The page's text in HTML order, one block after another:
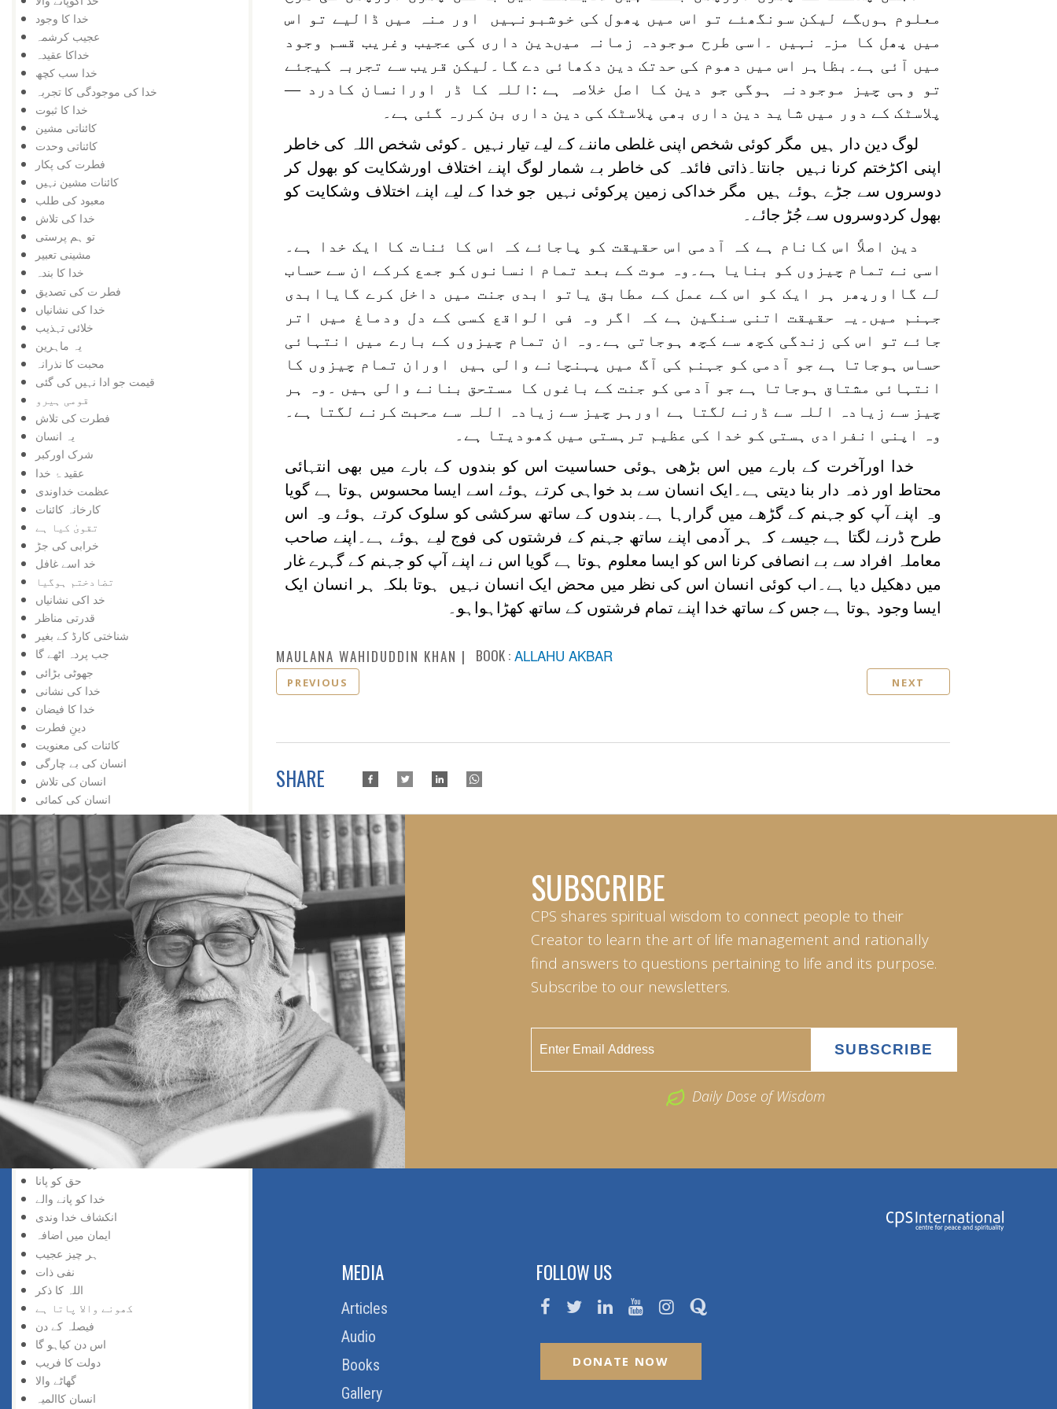
خدا کا وجود
عجیب کرشمہ
خداکا عقیدہ
خدا سب کچھ
خدا کی موجودگی کا تجربہ
خدا کا ثبوت
کائناتی مشین
کائناتی وحدت
فطرت کی پکار
کائنات مشین نہیں
معبود کی طلب
خدا کی تلاش
تو ہم پرستی
مشینی تعبیر
خدا کا بندہ
فطر ت کی تصدیق
خدا کی نشانیاں
خلائی تہذیب
یہ ماہرین
محبت کا نذرانہ
قیمت جو ادا نہیں کی گئی
قومی ہیرو
فطرت کی تلاش
یہ انسان
شرک اورکبر
عقید ۂ خدا
عظمت خداوندی
کارخانہ کائنات
تقویٰ کیا ہے
خرابی کی جڑ
خد اسے غافل
تضادختم ہوگیا
خد اکی نشانیاں
قدرتی مناظر
شناختی کارڈ کے بغیر
جب پردہ اٹھے گا
جھوٹی بڑائی
خدا کی نشانی
خدا کا فیضان
دینِ فطرت
کائنات کی معنویت
انسان کی بے چارگی
انسان کی تلاش
انسان کی کمائی
کچھ سے کچھ
محرومی
یہ بھی ممکن ہے
عجزکی تلافی
کائناتی نمونہ
ضمیر کے خلاف
اژدہا بھی
زندگی کا مسئلہ
زلزلہ درکار ہے
خدا کی یافت
معرفت
توحید اورشرک
سب کچھ عجیب ہے
خد اسے نسبت
حق کی پہچان
پانے والا
دریافت کی لذت
سچائی کو پانے والا
گروہی اعتراف
حق کو پانا
خدا کو پانے والے
انکشاف خدا وندی
ایمان میں اضافہ
ہر چیز عجیب
نفی ذات
اللہ کا ذکر
کھونے والا پاتا ہے
فیصلہ کے دن
اس دن کیاہو گا
دولت کا فریب
گھاٹے والا
انسان کاالمیہ
معلوم ہوںگے لیکن سونگھئے تو اس میں پھول کی خوشبونہیں اور منہ میں ڈالیے تو اس
میں پھل کا مزہ نہیں ۔اسی طرح موجودہ زمانہ میںدین داری کی عجیب وغریب قسم وجود
میں آئی ہے۔بظاہر اس میں دھوم کی حدتک دین دکھائی دے گا۔لیکن قریب سے تجربہ کیجئے
تو وہی چیز موجودنہ ہوگی جو دین کا اصل خلاصہ ہے :اللہ کا ڈر اورانسان کادرد —
پلاسٹک کے دور میں شاید دین داری بھی پلاسٹک کی دین داری بن کررہ گئی ہے۔
لوگ دین دار ہیں مگر کوئی شخص اپنی غلطی ماننے کے لیے تیار نہیں ۔کوئی شخص اللہ کی خاطر
اپنی اکڑختم کرنا نہیں جانتا۔ذاتی فائدہ کی خاطر بے شمار لوگ اپنے اختلاف اورشکایت کو بھول کر
دوسروں سے جڑے ہوئے ہیں مگر خداکی زمین پرکوئی نہیں جو خدا کے لیے اپنے اختلاف وشکایت کو
بھول کردوسروں سے جُڑ جائے۔
دین اصلاً اس کانام ہے کہ آدمی اس حقیقت کو پاجائے کہ اس کا ئنات کا ایک خدا ہے۔
اسی نے تمام چیزوں کو بنایا ہے۔وہ موت کے بعد تمام انسانوں کو جمع کرکے ان سے حساب
لے گااورپھر ہر ایک کو اس کے عمل کے مطابق یاتو ابدی جنت میں داخل کرے گایاابدی
جہنم میں۔یہ حقیقت اتنی سنگین ہے کہ اگر وہ فی الواقع کسی کے دل ودماغ میں اتر
جائے تو اس کی زندگی کچھ سے کچھ ہوجاتی ہے۔وہ ان تمام چیزوں کے بارے میں انتہائی
حساس ہوجاتا ہے جو آدمی کو جہنم کی آگ میں پہنچانے والی ہیں اوران تمام چیزوں کا
انتہائی مشتاق ہوجاتا ہے جو آدمی کو جنت کے باغوں کا مستحق بنانے والی ہیں ۔وہ ہر
چیز سے زیادہ اللہ سے ڈرنے لگتا ہے اورہر چیز سے زیادہ اللہ سے محبت کرنے لگتا ہے۔
وہ اپنی انفرادی ہستی کو خدا کی عظیم ترہستی میں کھودیتا ہے۔
خدا اورآخرت کے بارے میں اس بڑھی ہوئی حساسیت اس کو بندوں کے بارے میں بھی انتہائی
محتاط اور ذمہ دار بنا دیتی ہے۔ایک انسان سے بد خواہی کرتے ہوئے اسے ایسا محسوس ہوتا ہے گویا
وہ اپنے آپ کو جہنم کے گڑھے میں گرارہا ہے۔بندوں کے ساتھ سرکشی کو سلوک کرتے ہوئے وہ اس
طرح ڈرنے لگتا ہے جیسے کہ ہر آدمی اپنے ساتھ جہنم کے فرشتوں کی فوج لیے ہوئے ہے۔اپنے صاحب
معاملہ افراد سے بے انصافی کرنا اس کو ایسا معلوم ہوتا ہے گویا اس نے اپنے آپ کو جہنم کے گہرے غار
میں دھکیل دیا ہے۔اب کوئی انسان اس کی نظر میں محض ایک انسان نہیں ہوتا بلکہ ہر انسان ایک
ایسا وجود ہوتا ہے جس کے ساتھ خدا اپنے تمام فرشتوں کے ساتھ کھڑاہواہو۔
MAULANA WAHIDUDDIN KHAN BOOK : ALLAHU AKBAR
PREVIOUS NEXT
SHARE
SUBSCRIBE
CPS shares spiritual wisdom to connect people to their
Creator to learn the art of life management and rationally
find answers to questions pertaining to life and its purpose.
Subscribe to our newsletters.
Daily Dose of Wisdom
MEDIA
Articles
Audio
Books
Gallery
FOLLOW US
DONATE NOW